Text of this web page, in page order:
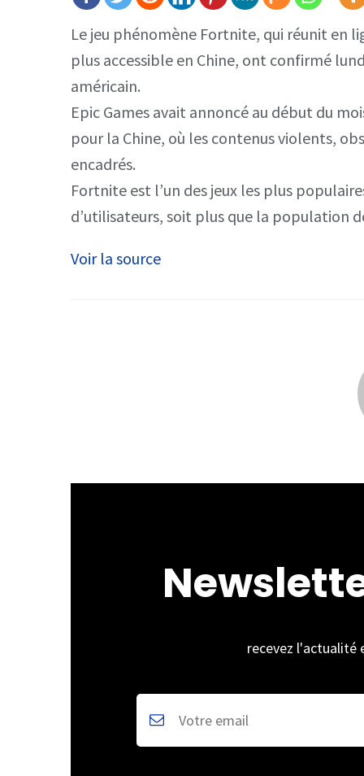
Le jeu phénomène Fortnite, qui réunit en
plus accessible en Chine, ont confirmé
américain.
Epic Games avait annoncé au début du
pour la Chine, où les contenus violents,
encadrés.
Fortnite est l’un des jeux les plus
d’utilisateurs, soit plus que la population
Voir la source
recevez l'actualité